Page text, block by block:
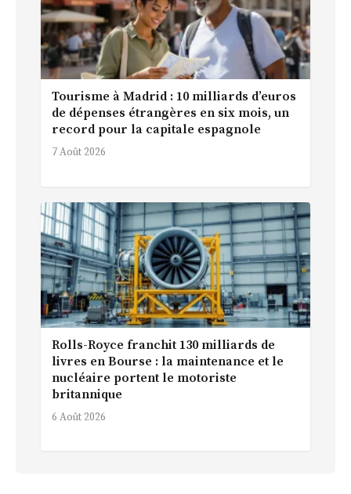
Tourisme à Madrid : 10 milliards d’euros
de dépenses étrangères en six mois, un
record pour la capitale espagnole
7 Août 2026
Rolls-Royce franchit 130 milliards de
livres en Bourse : la maintenance et le
nucléaire portent le motoriste
britannique
6 Août 2026